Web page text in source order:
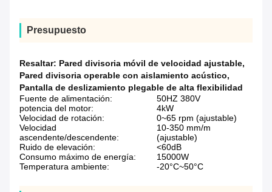
Presupuesto
Resaltar: Pared divisoria móvil de velocidad ajustable,
Pared divisoria operable con aislamiento acústico,
Pantalla de deslizamiento plegable de alta flexibilidad
Fuente de alimentación:
50HZ 380V
potencia del motor:
4kW
Velocidad de rotación:
0~65 rpm (ajustable)
Velocidad
ascendente/descendente:
10-350 mm/m
(ajustable)
Ruido de elevación:
<60dB
Consumo máximo de energía:
15000W
Temperatura ambiente:
-20°C~50°C